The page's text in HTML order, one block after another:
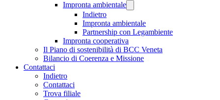
Impronta ambientale
Indietro
Impronta ambientale
Partnership con Legambiente
Impronta cooperativa
Il Piano di sostenibilità di BCC Veneta
Bilancio di Coerenza e Missione
Contattaci
Indietro
Contattaci
Trova filiale